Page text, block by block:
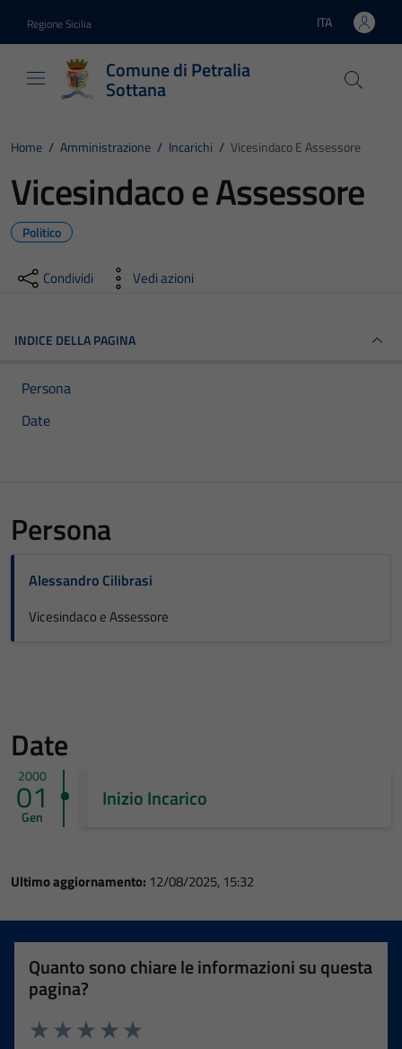
Regione Sicilia Lingua attiva:
ITA
Comune di Petralia
Sottana
Home / Amministrazione / Incarichi / Vicesindaco E Assessore
Vicesindaco e Assessore
Politico
Condividi Vedi azioni
INDICE DELLA PAGINA
Persona
Date
Persona
Alessandro Cilibrasi
Vicesindaco e Assessore
Date
2000
01
Gen
Inizio Incarico
Ultimo aggiornamento: 12/08/2025, 15:32
Quanto sono chiare le informazioni su questa
pagina?